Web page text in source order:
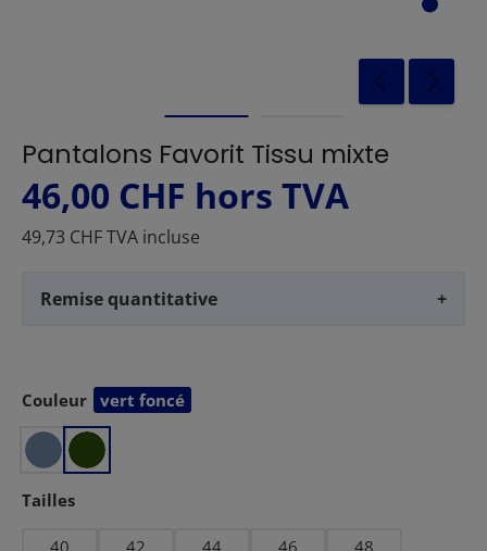
Pantalons Favorit Tissu mixte
46,00 CHF hors TVA
49,73 CHF TVA incluse
Remise quantitative +
Sélectionnez
Couleur vert foncé
Sélectionnez
Tailles
40 42 44 46
48